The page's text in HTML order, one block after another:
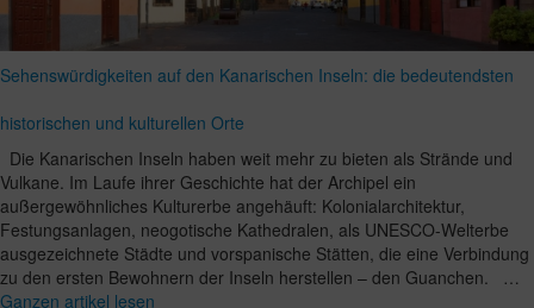
Sehenswürdigkeiten auf den Kanarischen Inseln: die bedeutendsten
historischen und kulturellen Orte
Die Kanarischen Inseln haben weit mehr zu bieten als Strände und
Vulkane. Im Laufe ihrer Geschichte hat der Archipel ein
außergewöhnliches Kulturerbe angehäuft: Kolonialarchitektur,
Festungsanlagen, neogotische Kathedralen, als UNESCO-Welterbe
ausgezeichnete Städte und vorspanische Stätten, die eine Verbindung
zu den ersten Bewohnern der Inseln herstellen – den Guanchen. …
Ganzen artikel lesen